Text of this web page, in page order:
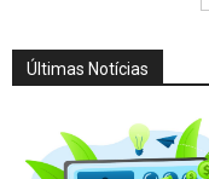
Últimas Notícias